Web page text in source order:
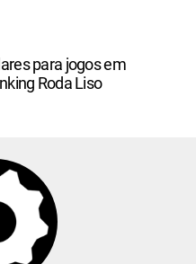
para jogos em
Roda Liso